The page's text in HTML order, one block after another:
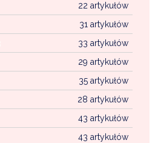
22 artykułów
31 artykułów
33 artykułów
29 artykułów
35 artykułów
28 artykułów
43 artykułów
43 artykułów